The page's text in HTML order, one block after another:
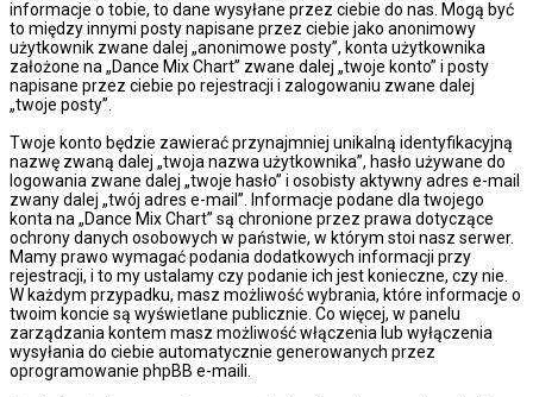
informacje o tobie, to dane wysyłane przez ciebie do nas. Mogą być
to między innymi posty napisane przez ciebie jako anonimowy
użytkownik zwane dalej „anonimowe posty”, konta użytkownika
założone na „Dance Mix Chart” zwane dalej „twoje konto” i posty
napisane przez ciebie po rejestracji i zalogowaniu zwane dalej
„twoje posty”.
Twoje konto będzie zawierać przynajmniej unikalną identyfikacyjną
nazwę zwaną dalej „twoja nazwa użytkownika”, hasło używane do
logowania zwane dalej „twoje hasło” i osobisty aktywny adres e-mail
zwany dalej „twój adres e-mail”. Informacje podane dla twojego
konta na „Dance Mix Chart” są chronione przez prawa dotyczące
ochrony danych osobowych w państwie, w którym stoi nasz serwer.
Mamy prawo wymagać podania dodatkowych informacji przy
rejestracji, i to my ustalamy czy podanie ich jest konieczne, czy nie.
W każdym przypadku, masz możliwość wybrania, które informacje o
twoim koncie są wyświetlane publicznie. Co więcej, w panelu
zarządzania kontem masz możliwość włączenia lub wyłączenia
wysyłania do ciebie automatycznie generowanych przez
oprogramowanie phpBB e-maili.